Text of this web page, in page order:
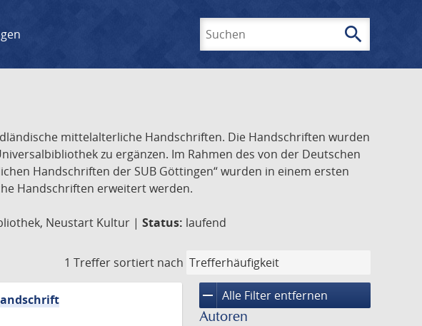
search
mittelalterliche Handschriften. Die Handschriften wurden
zu ergänzen. Im Rahmen des von der Deutschen
Handschriften der SUB Göttingen“ wurden in einem ersten
Handschriften erweitert werden.
Neustart Kultur | Status: laufend
1 Treffer sortiert nach
remove Alle Filter entfernen
Autoren